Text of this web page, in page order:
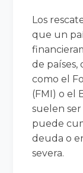
Los
que un
de países,
como el
(FMI) o el
suelen
puede
deuda o
severa.